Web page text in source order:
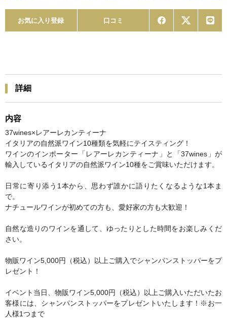
お気に入り登録 口コミ
詳細
内容
37wines×レアーレカンティーナ
イタリアの自然派ワイン10種類を気軽にテイスティング！
ワインのインポーター「レアーレカンティーナ」と「37wines」が
輸入しているイタリアの自然派ワイン10種をご賞味いただけます。
日常に寄り添う1本から、思わず誰かに語りたくなるような1本ま
で。
ナチュールワインが初めての方も、愛好家の方も大歓迎！
自然な造りのワインを通して、ゆったりとした時間をお楽しみくだ
さい。
物販ワイン5,000円（税込）以上ご購入でシャンパンストッパーをプ
レゼント！
イベント当日、物販ワイン5,000円（税込）以上ご購入いただいたお
客様には、シャンパンストッパーをプレゼントいたします！※お一
人様1つまで